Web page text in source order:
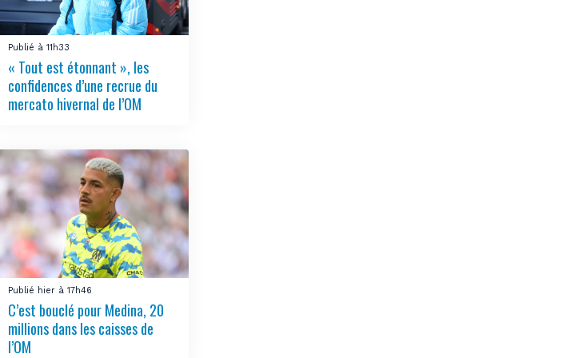
Publié à 11h33
« Tout est étonnant », les
confidences d’une recrue du
mercato hivernal de l’OM
Publié hier à 17h46
C’est bouclé pour Medina, 20
millions dans les caisses de
l’OM